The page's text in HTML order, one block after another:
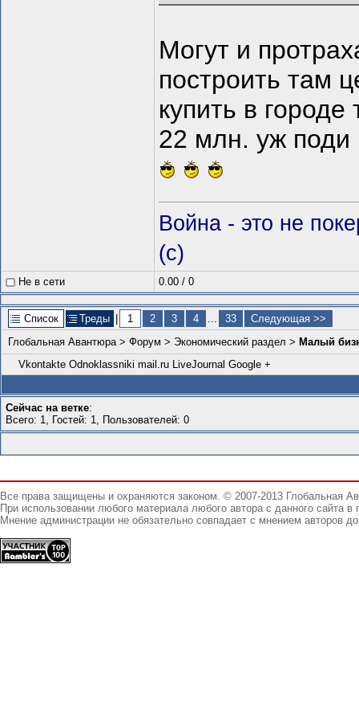
Могут и
построить там
купить в
22 млн. уж поди
Война - это не
(c)
Не в сети 0.00 / 0
Список Треды 1 2 3 4 ... 33
Следующая >>
Глобальная Авантюра> Форум > Экономический раздел > Малый
Vkontakte Odnoklassniki mail.ru LiveJournal Google +
Сейчас на ветке:
Всего: 1, Гостей: 1, Пользователей: 0
Все права защищены и охраняются законом. © 2007-2013 Глобальная
При использовании любого материала любого автора с данного сайта
Мнение администрации не обязательно совпадает с мнением авторов